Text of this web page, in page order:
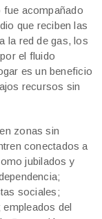
acompañado
que reciben las
la red de gas, los
el fluido
es un beneficio
recursos sin
zonas sin
conectados a
jubilados y
sociales;
del